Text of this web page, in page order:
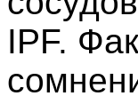
IPF.